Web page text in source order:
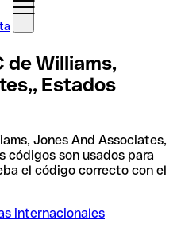
de Williams,
Estados
Jones And Associates,
códigos son usados para
el código correcto con el
internacionales